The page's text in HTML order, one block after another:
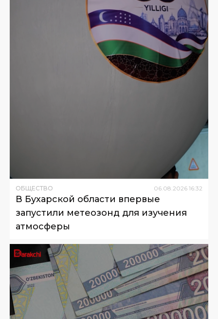
ОБЩЕСТВО 06.08.2026 16:32
В Бухарской области впервые
запустили метеозонд для изучения
атмосферы